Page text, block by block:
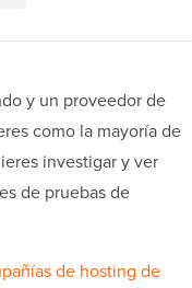
y un proveedor de
como la mayoría de
investigar y ver
de pruebas de
de hosting de